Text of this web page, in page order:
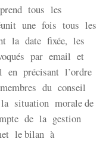
tous les
une fois tous les
la date fixée, les
par email et
en précisant l’ordre
du conseil
situation morale de
de la gestion
le bilan à